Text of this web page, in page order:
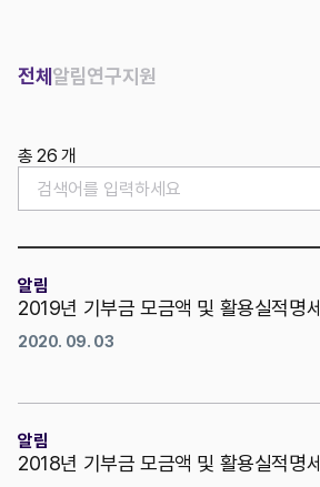
전체 알림연구지원
총 26 개
알림
2019년 기부금 모금액 및 활용실적명세
2020. 09. 03
알림
2018년 기부금 모금액 및 활용실적명세